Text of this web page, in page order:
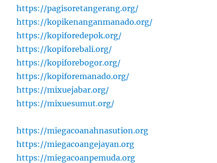
https://pagisoretangerang.org/
https://kopikenanganmanado.org/
https://kopiforedepok.org/
https://kopiforebali.org/
https://kopiforebogor.org/
https://kopiforemanado.org/
https://mixuejabar.org/
https://mixuesumut.org/
https://miegacoanahnasution.org
https://miegacoangejayan.org
https://miegacoanpemuda.org